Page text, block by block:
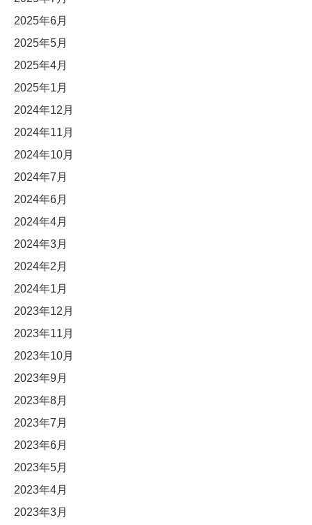
2025年6月
2025年5月
2025年4月
2025年1月
2024年12月
2024年11月
2024年10月
2024年7月
2024年6月
2024年4月
2024年3月
2024年2月
2024年1月
2023年12月
2023年11月
2023年10月
2023年9月
2023年8月
2023年7月
2023年6月
2023年5月
2023年4月
2023年3月